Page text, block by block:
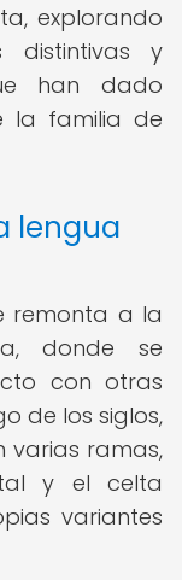
explorando
distintivas y
han dado
la familia de
lengua
remonta a la
donde se
con otras
de los siglos,
varias ramas,
y el celta
variantes